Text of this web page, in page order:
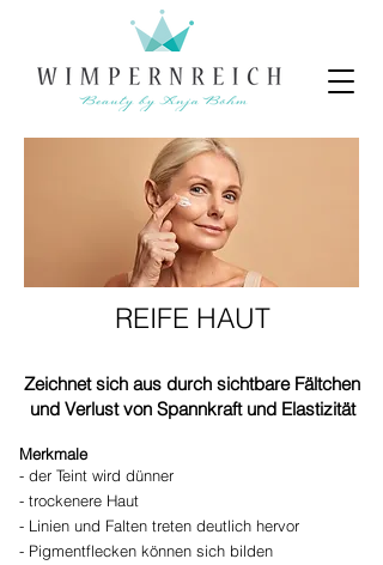
REIFE HAUT
Zeichnet sich aus durch sichtbare Fältchen
und Verlust von Spannkraft und Elastizität
Merkmale
- der Teint wird dünner
- trockenere Haut
- Linien und Falten treten deutlich hervor
- Pigmentflecken können sich bilden